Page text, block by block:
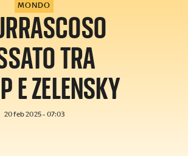
MONDO
TRA
E ZELENSKY
20 feb 2025 - 07:03